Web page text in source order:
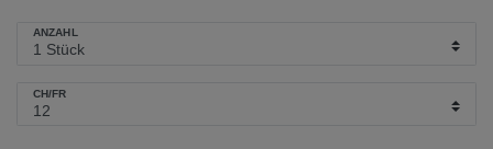
ANZAHL
CH/FR